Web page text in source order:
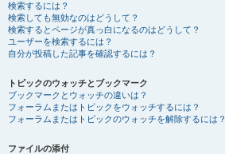
検索するには？
検索しても無効なのはどうして？
検索するとページが真っ白になるのはどうして？
ユーザーを検索するには？
自分が投稿した記事を確認するには？
トピックのウォッチとブックマーク
ブックマークとウォッチの違いは？
フォーラムまたはトピックをウォッチするには？
フォーラムまたはトピックのウォッチを解除するには？
ファイルの添付